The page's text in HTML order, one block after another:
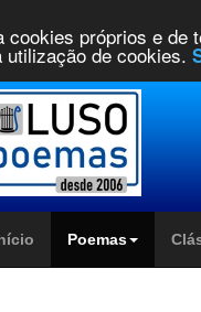
cookies próprios e de
utilização de cookies.
Poemas